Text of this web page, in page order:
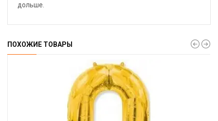
дольше.
ПОХОЖИЕ ТОВАРЫ